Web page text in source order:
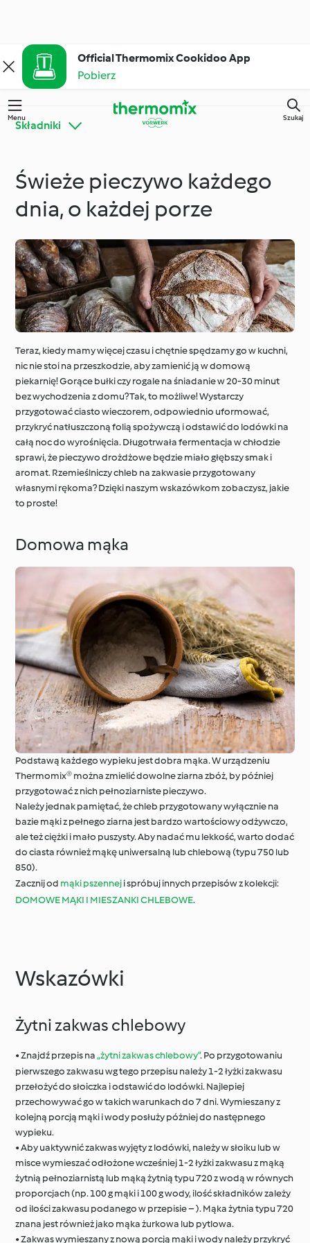
Official Thermomix Cookidoo App
Pobierz
Menu Szukaj
Składniki
Poznaj platformę
Cookidoo®
Thermomix® - porady i
wskazówki
Składniki Codzienne gotowanie
Diety i trendy
kulinarne
Specjalne okazje i
pory roku
Dookoła świata z
Cookidoo®
Techniki kulinarne
Świeże pieczywo każdego
dnia, o każdej porze
Teraz, kiedy mamy więcej czasu i chętnie spędzamy go w kuchni,
nic nie stoi na przeszkodzie, aby zamienić ją w domową
piekarnię! Gorące bułki czy rogale na śniadanie w 20-30 minut
bez wychodzenia z domu? Tak, to możliwe! Wystarczy
przygotować ciasto wieczorem, odpowiednio uformować,
przykryć natłuszczoną folią spożywczą i odstawić do lodówki na
całą noc do wyrośnięcia. Długotrwała fermentacja w chłodzie
sprawi, że pieczywo drożdżowe będzie miało głębszy smak i
aromat. Rzemieślniczy chleb na zakwasie przygotowany
własnymi rękoma? Dzięki naszym wskazówkom zobaczysz, jakie
to proste!
Domowa mąka
Podstawą każdego wypieku jest dobra mąka. W urządzeniu
Thermomix® można zmielić dowolne ziarna zbóż, by później
przygotować z nich pełnoziarniste pieczywo.
Należy jednak pamiętać, że chleb przygotowany wyłącznie na
bazie mąki z pełnego ziarna jest bardzo wartościowy odżywczo,
ale też ciężki i mało puszysty. Aby nadać mu lekkość, warto dodać
do ciasta również mąkę uniwersalną lub chlebową (typu 750 lub
850).
Zacznij od mąki pszenneji spróbuj innych przepisów z kolekcji:
DOMOWE MĄKI I MIESZANKI CHLEBOWE.
Wskazówki
Żytni zakwas chlebowy
• Znajdź przepis na„żytni zakwas chlebowy”. Po przygotowaniu
pierwszego zakwasu wg tego przepisu należy 1-2 łyżki zakwasu
przełożyć do słoiczka i odstawić do lodówki. Najlepiej
przechowywać go w takich warunkach do 7 dni. Wymieszany z
kolejną porcją mąki i wody posłuży póżniej do następnego
wypieku.
• Aby uaktywnić zakwas wyjęty z lodówki, należy w słoiku lub w
misce wymieszać odłożone wcześniej 1-2 łyżki zakwasu z mąką
żytnią pełnoziarnistą lub mąką żytnią typu 720 z wodą w równych
proporcjach (np. 100 g mąki i 100 g wody, ilość składników zależy
od ilości zakwasu podanego w przepisie – ). Mąka żytnia typu 720
znana jest również jako mąka żurkowa lub pytlowa.
• Zakwas wymieszany z nową porcją mąki i wody należy przykryć